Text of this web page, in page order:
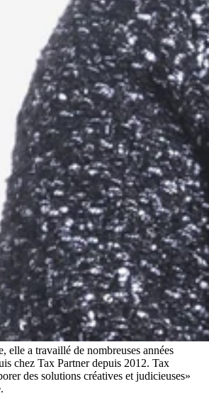
elle a travaillé de nombreuses années
chez Tax Partner depuis 2012. Tax
des solutions créatives et judicieuses»